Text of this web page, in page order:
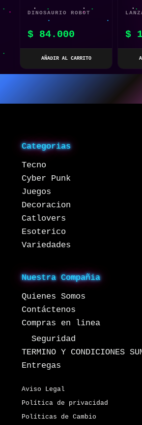
DINOSAURIO ROBOT
$ 84.000
AÑADIR AL CARRITO
$
Categorias
Tecno
Cyber Punk
Juegos
Decoracion
Catlovers
Esoterico
Variedades
Nuestra Compañia
Quienes Somos
Contáctenos
Compras en linea
Seguridad
TERMINO Y CONDICIONES
Entregas
Aviso Legal
Política de privacidad
Políticas de Cambio